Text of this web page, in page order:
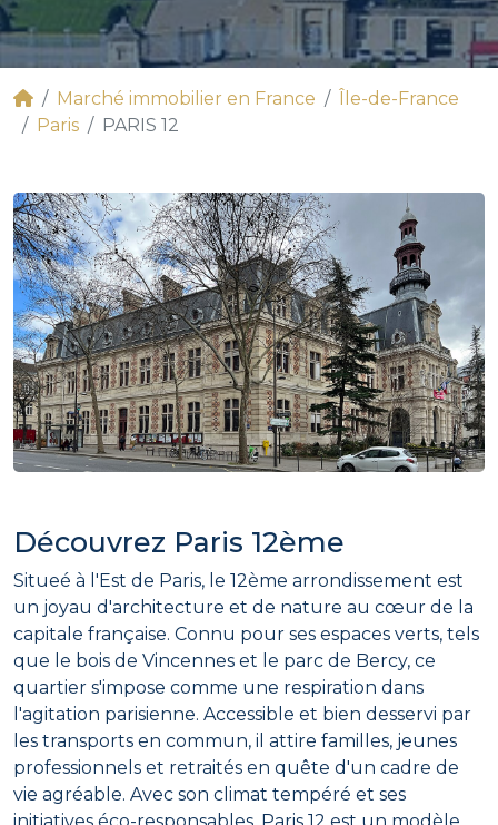
Marché immobilier en France
Île-de-France
Paris
PARIS 12
Découvrez Paris 12ème
Situeé à l'Est de Paris, le 12ème arrondissement est
un joyau d'architecture et de nature au cœur de la
capitale française. Connu pour ses espaces verts, tels
que le bois de Vincennes et le parc de Bercy, ce
quartier s'impose comme une respiration dans
l'agitation parisienne. Accessible et bien desservi par
les transports en commun, il attire familles, jeunes
professionnels et retraités en quête d'un cadre de
vie agréable. Avec son climat tempéré et ses